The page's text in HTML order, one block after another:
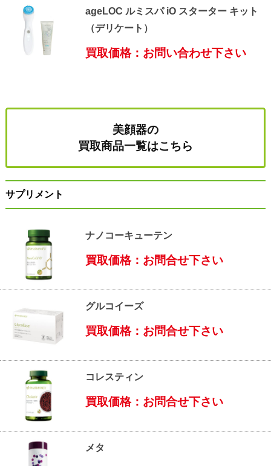
ageLOC ルミスパ iO スターター キット
（デリケート）
買取価格：お問い合わせ下さい
美顔器の
買取商品一覧はこちら
サプリメント
ナノコーキューテン
買取価格：お問合せ下さい
グルコイーズ
買取価格：お問合せ下さい
コレスティン
買取価格：お問合せ下さい
メタ